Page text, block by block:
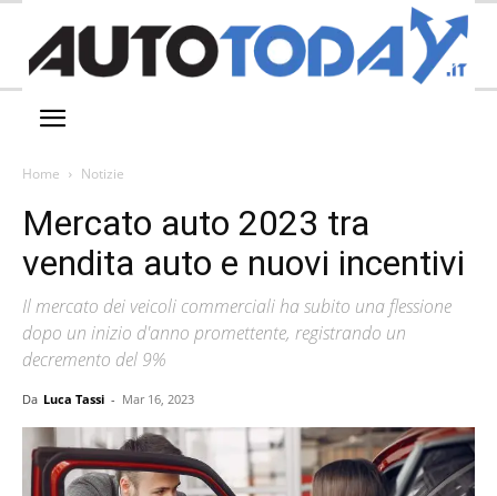
Home Notizie
Mercato auto 2023 tra
vendita auto e nuovi incentivi
Il mercato dei veicoli commerciali ha subito una flessione
dopo un inizio d'anno promettente, registrando un
decremento del 9%
Da Luca Tassi - Mar 16, 2023